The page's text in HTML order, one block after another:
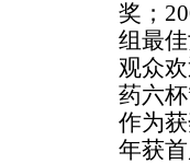
奖；
组最
观众
药六
作为
年获